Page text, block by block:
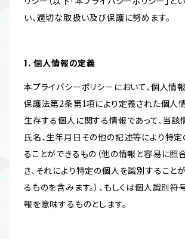
い、適切な取扱い及び保護に努めます。
1. 個人情報の定義
本プライバシーポリシーにおいて、個人情
保護法第2条第1項により定義された個人情
生存する個人に関する情報であって、当該
氏名、生年月日その他の記述等により特
ることができるもの（他の情報と容易に照
き、それにより特定の個人を識別すること
るものを含みます。）、もしくは個人識別
報を意味するものとします。